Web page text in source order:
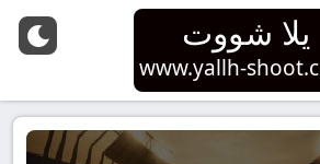
يلا شووت
www.yallh-